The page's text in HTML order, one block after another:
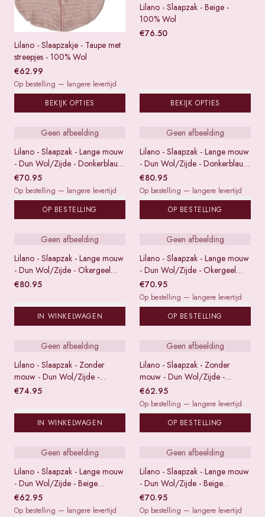
Lilano - Slaapzakje - Taupe met
streepjes - 100% Wol
€62.99
Op bestelling — langere levertijd
BEKIJK OPTIES
Lilano - Slaapzak - Beige -
100% Wol
€76.50
BEKIJK OPTIES
Geen afbeelding
Lilano - Slaapzak - Lange mouw
- Dun Wol/Zijde - Donkerblauw
gestreept - 62/68
€70.95
Op bestelling — langere levertijd
OP BESTELLING
Geen afbeelding
Lilano - Slaapzak - Lange mouw
- Dun Wol/Zijde - Donkerblauw
gestreept - 74/80
€80.95
Op bestelling — langere levertijd
OP BESTELLING
Geen afbeelding
Lilano - Slaapzak - Lange mouw
- Dun Wol/Zijde - Okergeel
gestreept - 74/80
€80.95
IN WINKELWAGEN
Geen afbeelding
Lilano - Slaapzak - Lange mouw
- Dun Wol/Zijde - Okergeel
gestreept - 62/68
€70.95
Op bestelling — langere levertijd
OP BESTELLING
Geen afbeelding
Lilano - Slaapzak - Zonder
mouw - Dun Wol/Zijde -
Okergeel gestreept - 90
€74.95
IN WINKELWAGEN
Geen afbeelding
Lilano - Slaapzak - Zonder
mouw - Dun Wol/Zijde -
Okergeel gestreept - 70
€62.95
Op bestelling — langere levertijd
OP BESTELLING
Geen afbeelding
Lilano - Slaapzak - Lange mouw
- Dun Wol/Zijde - Beige
gestreept - 50/56
€62.95
Op bestelling — langere levertijd
Geen afbeelding
Lilano - Slaapzak - Lange mouw
- Dun Wol/Zijde - Beige
gestreept - 62/68
€70.95
Op bestelling — langere levertijd